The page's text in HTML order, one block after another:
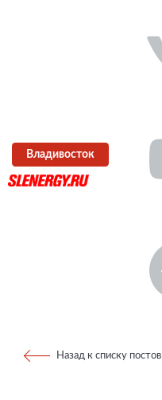
Владивосток
Назад к списку постов